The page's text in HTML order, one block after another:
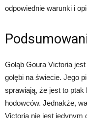
odpowiednie warunki i
Gołąb Goura Victoria
gołębi na świecie. Jego
sprawiają, że jest to
hodowców. Jednakże,
Victoria nie jest jedynym